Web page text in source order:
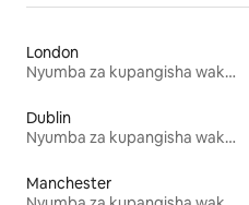
London
Nyumba za kupangisha wakati wa likizo
Dublin
Nyumba za kupangisha wakati wa likizo
Manchester